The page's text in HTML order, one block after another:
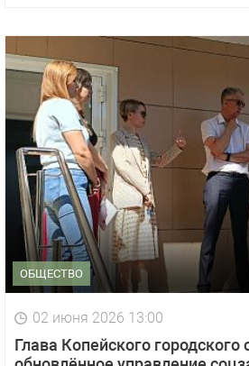
ОБЩЕСТВО
02 июня 2026 13:00
Глава Копейского городского